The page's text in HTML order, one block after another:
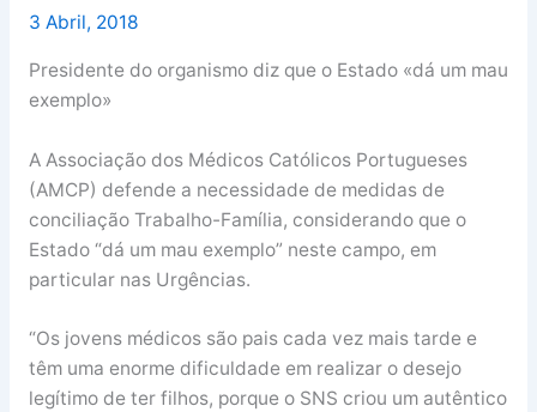
3 Abril, 2018
Presidente do organismo diz que o Estado «dá um mau
exemplo»
A Associação dos Médicos Católicos Portugueses
(AMCP) defende a necessidade de medidas de
conciliação Trabalho-Família, considerando que o
Estado “dá um mau exemplo” neste campo, em
particular nas Urgências.
“Os jovens médicos são pais cada vez mais tarde e
têm uma enorme dificuldade em realizar o desejo
legítimo de ter filhos, porque o SNS criou um autêntico